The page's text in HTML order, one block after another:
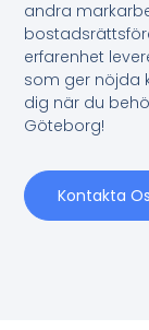
andra
erfarenhet
som ger nöjda
dig när du
Göteborg!
Kontakta